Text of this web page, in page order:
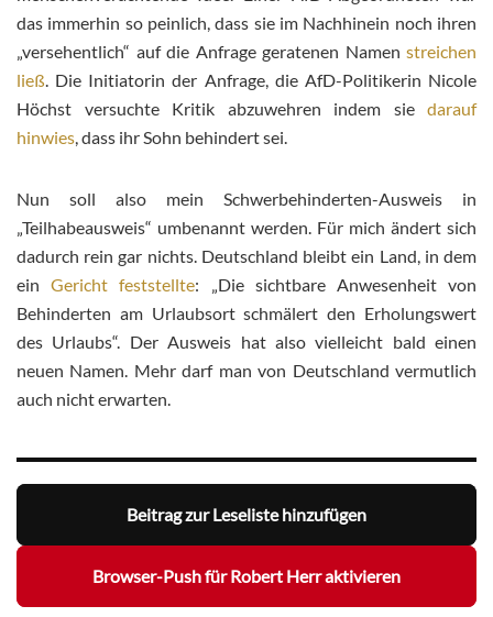
das immerhin so peinlich, dass sie im Nachhinein noch ihren
„versehentlich“ auf die Anfrage geratenen Namen streichen
ließ. Die Initiatorin der Anfrage, die AfD-Politikerin Nicole
Höchst versuchte Kritik abzuwehren indem sie darauf
hinwies, dass ihr Sohn behindert sei.
Nun soll also mein Schwerbehinderten-Ausweis in
„Teilhabeausweis“ umbenannt werden. Für mich ändert sich
dadurch rein gar nichts. Deutschland bleibt ein Land, in dem
einGericht feststellte: „Die sichtbare Anwesenheit von
Behinderten am Urlaubsort schmälert den Erholungswert
des Urlaubs“. Der Ausweis hat also vielleicht bald einen
neuen Namen. Mehr darf man von Deutschland vermutlich
auch nicht erwarten.
Beitrag zur Leseliste hinzufügen
Browser-Push für Robert Herr aktivieren